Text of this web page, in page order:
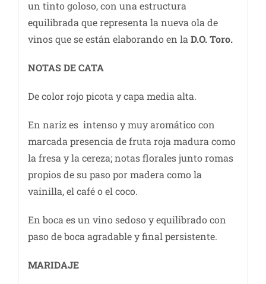
un tinto goloso, con una estructura
equilibrada que representa la nueva ola de
vinos que se están elaborando en la D.O. Toro.
NOTAS DE CATA
De color rojo picota y capa media alta.
En nariz es intenso y muy aromático con
marcada presencia de fruta roja madura como
la fresa y la cereza; notas florales junto romas
propios de su paso por madera como la
vainilla, el café o el coco.
En boca es un vino sedoso y equilibrado con
paso de boca agradable y final persistente.
MARIDAJE